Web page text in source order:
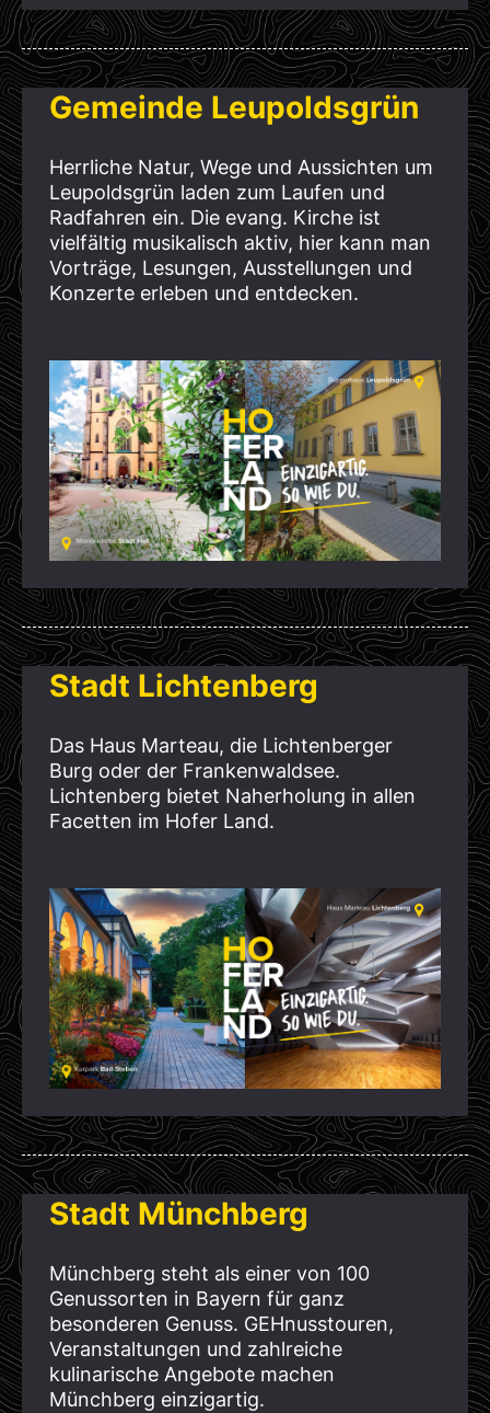
Gemeinde Leupoldsgrün
Herrliche Natur, Wege und Aussichten um
Leupoldsgrün laden zum Laufen und
Radfahren ein. Die evang. Kirche ist
vielfältig musikalisch aktiv, hier kann man
Vorträge, Lesungen, Ausstellungen und
Konzerte erleben und entdecken.
Stadt Lichtenberg
Das Haus Marteau, die Lichtenberger
Burg oder der Frankenwaldsee.
Lichtenberg bietet Naherholung in allen
Facetten im Hofer Land.
Stadt Münchberg
Münchberg steht als einer von 100
Genussorten in Bayern für ganz
besonderen Genuss. GEHnusstouren,
Veranstaltungen und zahlreiche
kulinarische Angebote machen
Münchberg einzigartig.